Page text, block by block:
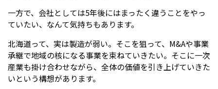
一方で、会社としては5年後にはまったく違うことをやっ
ていたい、なんて気持ちもあります。
北海道って、実は製造が弱い。そこを狙って、M&Aや事業
承継で地域の核になる事業を束ねていきたい。そこに一次
産業も掛け合わせながら、全体の価値を引き上げていきた
いという構想があります。